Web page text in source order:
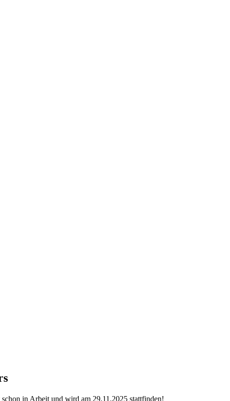
in Arbeit und wird am 29.11.2025 stattfinden!